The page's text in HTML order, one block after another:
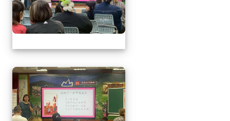
1150509母親節暨親職